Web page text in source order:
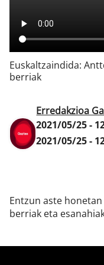
Euskaltzaindida:
berriak
Erredakzioa
2021/05/25 -
2021/05/25 -
Entzun aste
berriak eta